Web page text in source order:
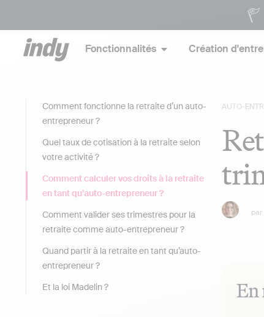
Fonctionnalités Création
AUTO-
par
En
Comment fonctionne la retraite d’un auto-
entrepreneur ?
Quel taux de cotisation à la retraite selon
votre activité ?
Comment calculer vos droits à la retraite
en tant qu’auto-entrepreneur ?
Comment valider ses trimestres pour la
retraite comme auto-entrepreneur ?
Quand partir à la retraite en tant qu’auto-
entrepreneur ?
Et la loi Madelin ?